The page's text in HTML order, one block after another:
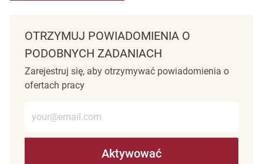
OTRZYMUJ POWIADOMIENIA O
PODOBNYCH ZADANIACH
Zarejestruj się, aby otrzymywać powiadomienia o
ofertach pracy
Aktywować